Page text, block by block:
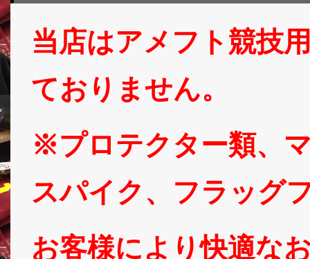
当店はアメフト競技
ておりません。
※プロテクター類、
スパイク、フラッグ
お客様により快適な